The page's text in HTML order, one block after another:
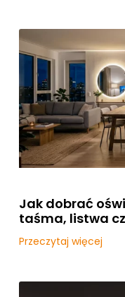
Jak dobrać
taśma, listwa
Przeczytaj więcej